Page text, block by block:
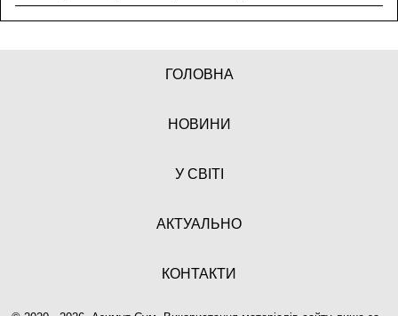
ГОЛОВНА
НОВИНИ
У СВІТІ
АКТУАЛЬНО
КОНТАКТИ